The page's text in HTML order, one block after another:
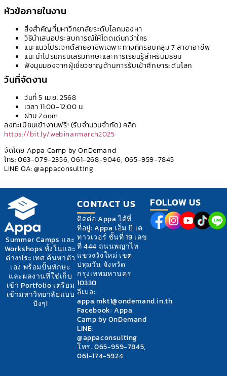
หัวข้อภายในงาน
สิ่งสำคัญที่มหาวิทยาลัยระดับโลกมองหา
วิธีนำเสนอประสบการณ์ให้โดดเด่นกว่าใคร
แนะแนวโปรเจกต์สายอาชีพเฉพาะทางที่ครอบคลุม 7 สาขาอาชีพ
แนะนำโปรแกรมเสริมทักษะและการเรียนรู้สำหรับมัธยม
ฟังมุมมองจากผู้เชี่ยวชาญด้านการรับเข้าศึกษาระดับโลก
วันที่จัดงาน
วันที่ 5 เม.ย. 2568
เวลา 11:00-12:00 น.
ผ่าน Zoom
ลงทะเบียนเข้างานฟรี! (รับจำนวนจำกัด) คลิก
https://bit.ly/webinarmarch2025
จัดโดย Appa Camp by OnDemand
โทร: 063-079-2356, 061-268-9046, 065-959-7845
LINE OA: @appaconsulting
Summer Camps และ
Workshops ทั้งในและ
ต่างประเทศ ค้นหาตัว
เอง พร้อมปั้นทักษะ
และผลงานที่ใช่เก็บ
เข้า Portfolio เตรียม
เข้ามหาวิทยาลัยแบบ
ปังๆ!
CONTACT US
ติดต่อ Appa ได้ที่
ที่อยู่: Appa เอ็ม บี เค
ทาวเวอร์ ชั้นที่ 19 เลข
ที่ 444 ถนนพญาไท
แขวงวังใหม่ เขต
ปทุมวัน จังหวัด
กรุงเทพมหานคร
10330
อีเมล:
appa.mkt1@ondemand.in.th
Facebook: Appa
Camp by OnDemand
LINE:
@appaconsulting
โทร. 065-959-7845,
061-174-5924
FOLLOW US